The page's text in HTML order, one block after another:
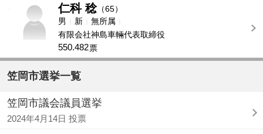
仁科 稔（65）
男
新
無所属
有限会社神島車輛代表取締役
550.482票
笠岡市選挙一覧
笠岡市議会議員選挙
2024年4月14日 投票